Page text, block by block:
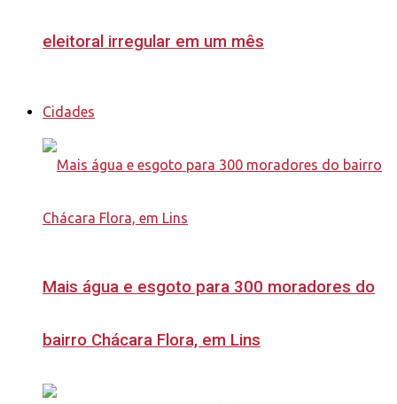
eleitoral irregular em um mês
Cidades
Mais água e esgoto para 300 moradores do
bairro Chácara Flora, em Lins